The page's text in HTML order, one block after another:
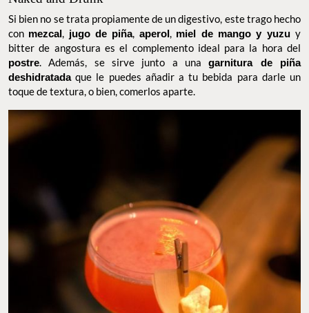
CHAPULTEPINKY. FOTO: @LINGLINGMEXICOCITY
Naked and Drunk
Si bien no se trata propiamente de un digestivo, este trago hecho
conmezcal,jugo de piña,aperol,miel de mango y yuzuy bitter
Además, se sirve junto a una
garnitura de piña deshidratada
que le puedes añadir a tu bebida para darle un toque de textura,